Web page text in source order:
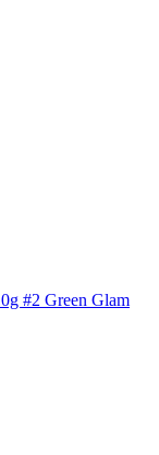
#2 Green Glam